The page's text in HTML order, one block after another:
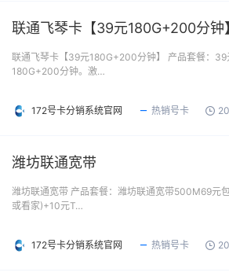
联通飞琴卡【39元180G+200分钟
联通飞琴卡【39元180G+200分钟】 产品套餐：
180G+200分钟。激…
172号卡分销系统官网 热销号卡
潍坊联通宽带
潍坊联通宽带 产品套餐：潍坊联通宽带500M69
或看家)+10元T…
172号卡分销系统官网 热销号卡